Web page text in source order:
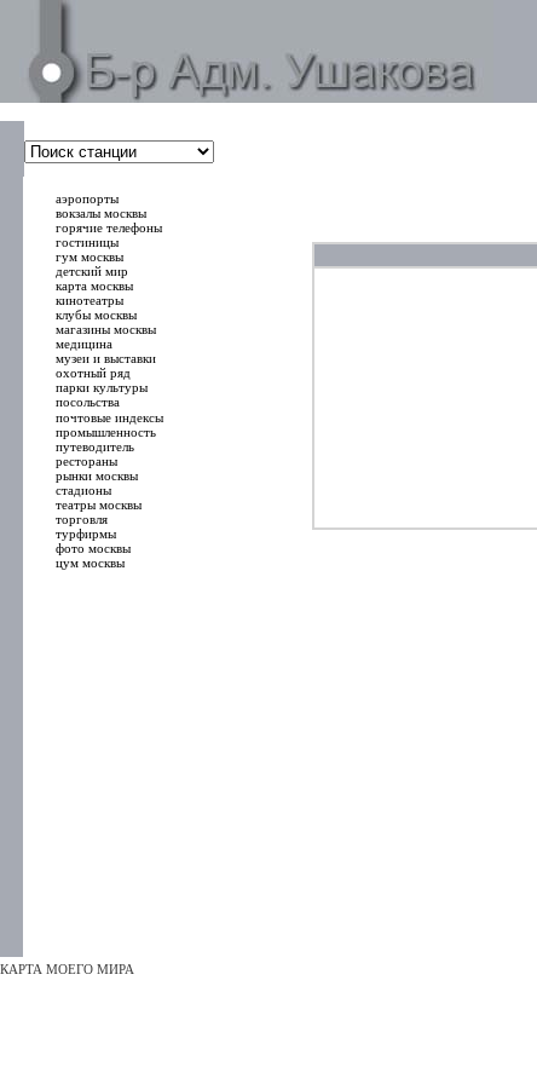
аэропорты
вокзалы москвы
горячие телефоны
гостиницы
гум москвы
детский мир
карта москвы
кинотеатры
клубы москвы
магазины москвы
медицина
музеи и выставки
охотный ряд
парки культуры
посольства
почтовые индексы
промышленность
путеводитель
рестораны
рынки москвы
стадионы
театры москвы
торговля
турфирмы
фото москвы
цум москвы
КАРТА МОЕГО МИРА